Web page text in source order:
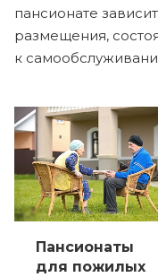
пансионате
размещения,
к
Пансионаты
для пожилых